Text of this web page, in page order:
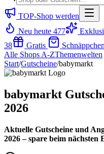
TOP-Shop werden
Neu heute 477
38
Gratis
Schnäppchen
Alle Shops A-ZThemenwelten
Start/Gutscheine/babymarkt
babymarkt
2026
Aktuelle Gutscheine und
2026 – spare beim nächsten